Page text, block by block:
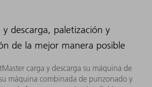
y descarga, paletización y
de la mejor manera posible
carga y descarga su máquina de
máquina combinada de punzonado y